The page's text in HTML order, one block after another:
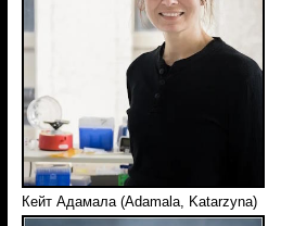
Кейт Адамала (Adamala, Katarzyna)